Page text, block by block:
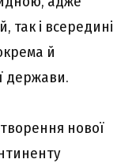
так і всередині
й
держави.
нової